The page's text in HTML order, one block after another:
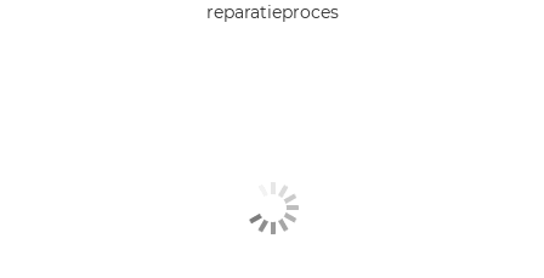
reparatieproces